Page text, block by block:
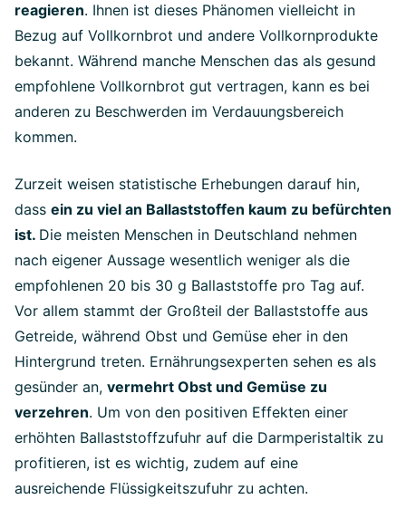
reagieren. Ihnen ist dieses Phänomen vielleicht in
Bezug auf Vollkornbrot und andere Vollkornprodukte
bekannt. Während manche Menschen das als gesund
empfohlene Vollkornbrot gut vertragen, kann es bei
anderen zu Beschwerden im Verdauungsbereich
kommen.
Zurzeit weisen statistische Erhebungen darauf hin,
dass ein zu viel an Ballaststoffen kaum zu befürchten
ist. Die meisten Menschen in Deutschland nehmen
nach eigener Aussage wesentlich weniger als die
empfohlenen 20 bis 30 g Ballaststoffe pro Tag auf.
Vor allem stammt der Großteil der Ballaststoffe aus
Getreide, während Obst und Gemüse eher in den
Hintergrund treten. Ernährungsexperten sehen es als
gesünder an, vermehrt Obst und Gemüse zu
verzehren. Um von den positiven Effekten einer
erhöhten Ballaststoffzufuhr auf die Darmperistaltik zu
profitieren, ist es wichtig, zudem auf eine
ausreichende Flüssigkeitszufuhr zu achten.